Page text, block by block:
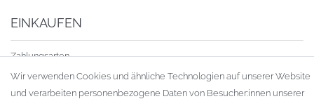
EINKAUFEN
Zahlungsarten
Versandarten & -kosten
Widerrufsrecht
Wir verwenden Cookies und ähnliche Technologien auf unserer Website
und verarbeiten personenbezogene Daten von Besucher:innen unserer